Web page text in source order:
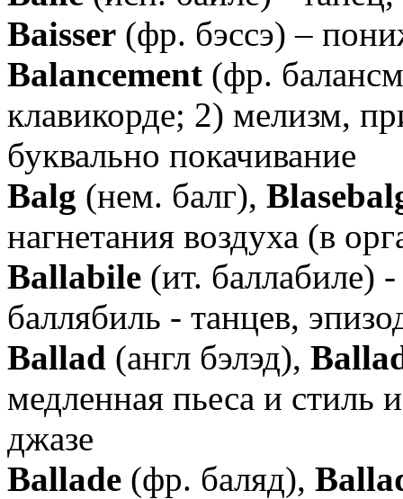
Baisser (фр. бэссэ) –
Balancement (фр.
клавикорде; 2) мелизм,
буквально покачивание
Balg (нем. балг),
нагнетания воздуха (в
Ballabile (ит. баллабиле)
баллябиль - танцев,
Ballad (англ бэлэд),
медленная пьеса и стиль
джазе
Ballade (фр. баляд),